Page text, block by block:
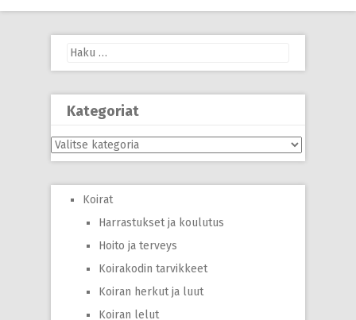
Haku:
Kategoriat
Kategoriat
Koirat
Harrastukset ja koulutus
Hoito ja terveys
Koirakodin tarvikkeet
Koiran herkut ja luut
Koiran lelut